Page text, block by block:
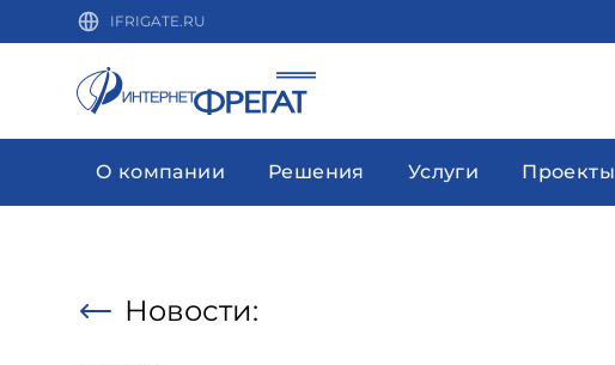
IFRIGATE.RU
О компании Решения Услуги Проекты
Новости: